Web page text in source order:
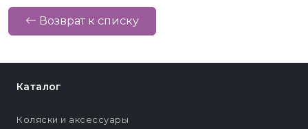
Возврат к списку
Каталог
Коляски и аксессуары